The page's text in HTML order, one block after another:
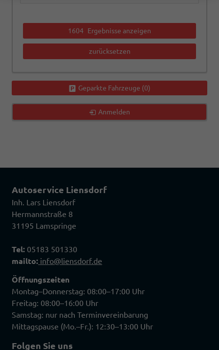
1604 Ergebnisse anzeigen
zurücksetzen
Geparkte Fahrzeuge (0)
Anmelden
Autoservice Liensdorf
Inh. Lars Liensdorf
Hermannstraße 8
31195 Lamspringe
Tel: 05183 501330
mailto: info@liensdorf.de
Öffnungszeiten
Montag–Donnerstag: 08:00–17:00 Uhr
Freitag: 08:00–16:00 Uhr
Samstag: nur nach Terminvereinbarung
Mittagspause (Mo.–Fr.): 12:30–13:00 Uhr
Folgen Sie uns